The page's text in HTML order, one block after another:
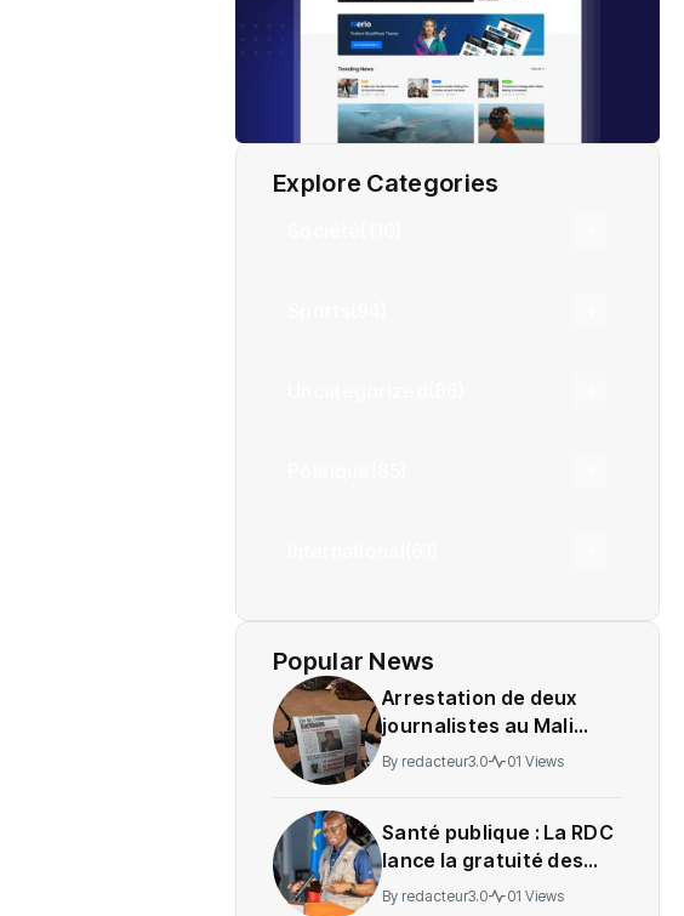
Explore Categories
Popular News
Arrestation de deux
journalistes au Mali
provoque une
By redacteur3.0 01 Views
Santé publique : La RDC
lance la gratuité des
soins en Ituri
By redacteur3.0 01 Views